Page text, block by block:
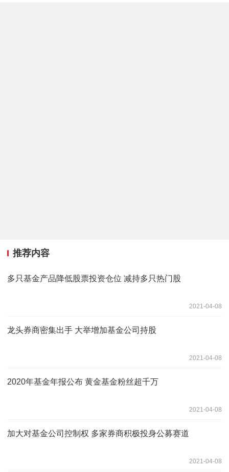
推荐内容
多只基金产品降低股票投资仓位 减持多只热门股
2021-04-08
龙头券商密集出手 大举增加基金公司持股
2021-04-08
2020年基金年报公布 黄金基金粉丝超千万
2021-04-08
加大对基金公司控制权 多家券商积极投身公募赛道
2021-04-08